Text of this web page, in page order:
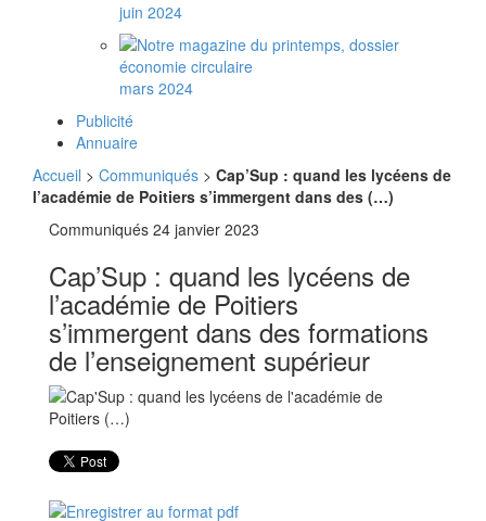
juin 2024
mars 2024
Publicité
Annuaire
Accueil > Communiqués > Cap’Sup : quand les lycéens de
l’académie de Poitiers s’immergent dans des (…)
Communiqués 24 janvier 2023
Cap’Sup : quand les lycéens de
l’académie de Poitiers
s’immergent dans des formations
de l’enseignement supérieur